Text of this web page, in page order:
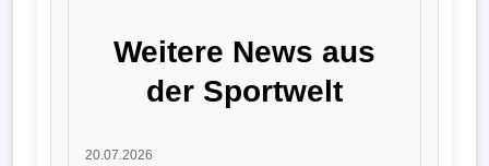
Jährige kommt vom
norwegischen
Erstligisten
Rosenborg BK, trägt
Weitere News aus
der Sportwelt
20.07.2026